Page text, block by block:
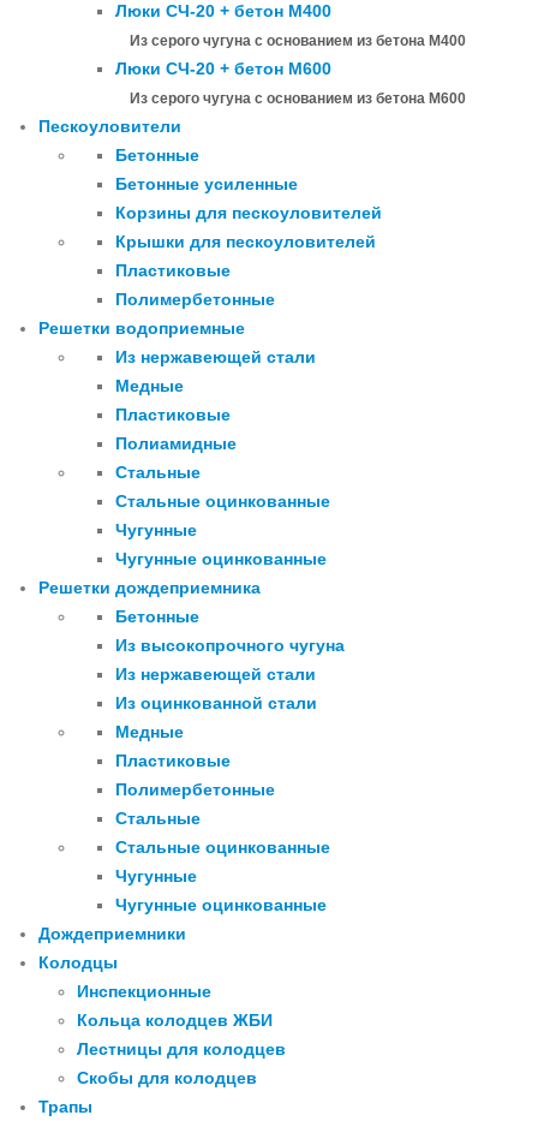
Люки СЧ-20 + бетон М400
Из серого чугуна с основанием из бетона М400
Люки СЧ-20 + бетон М600
Из серого чугуна с основанием из бетона М600
Пескоуловители
Бетонные
Бетонные усиленные
Корзины для пескоуловителей
Крышки для пескоуловителей
Пластиковые
Полимербетонные
Решетки водоприемные
Из нержавеющей стали
Медные
Пластиковые
Полиамидные
Стальные
Стальные оцинкованные
Чугунные
Чугунные оцинкованные
Решетки дождеприемника
Бетонные
Из высокопрочного чугуна
Из нержавеющей стали
Из оцинкованной стали
Медные
Пластиковые
Полимербетонные
Стальные
Стальные оцинкованные
Чугунные
Чугунные оцинкованные
Дождеприемники
Колодцы
Инспекционные
Кольца колодцев ЖБИ
Лестницы для колодцев
Скобы для колодцев
Трапы